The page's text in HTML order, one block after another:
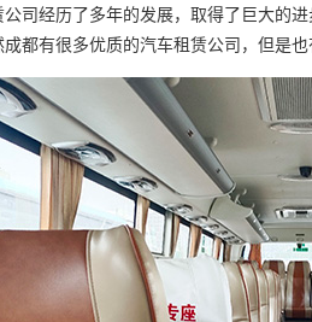
司经历了多年的发展，取得了巨大的
都有很多优质的汽车租赁公司，但是